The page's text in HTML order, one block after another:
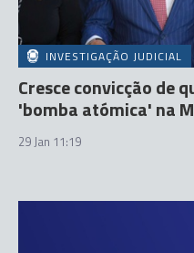
INVESTIGAÇÃO JUDICIAL
Cresce convicção de
'bomba atómica' na
29 Jan 11:19